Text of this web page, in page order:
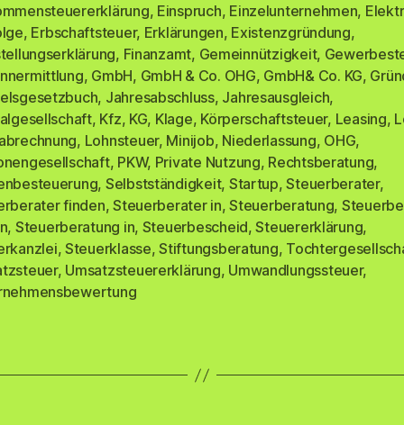
, Einspruch, Einzelunternehmen,
, Erbschaftsteuer, Erklärungen, Existenzgründung,
, Finanzamt, Gemeinnützigkeit,
, GmbH, GmbH & Co. OHG, GmbH& Co. KG,
, Jahresabschluss, Jahresausgleich,
, Kfz, KG, Klage, Körperschaftsteuer, Leasing,
, Lohnsteuer, Minijob, Niederlassung, OHG,
, PKW, Private Nutzung, Rechtsberatung,
, Selbstständigkeit, Startup,Steuerberater,
finden,Steuerberater in,Steuerberatung,
, Steuerberatung in, Steuerbescheid,Steuererklärung,
, Steuerklasse,Stiftungsberatung,
, Umsatzsteuererklärung, Umwandlungssteuer,